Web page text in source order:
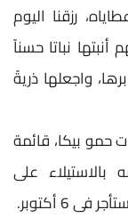
رزقنا اليوم
نباتا حسناً
واجعلها ذريةً
حمو بيكا، قائمة
على
أكتوبر.